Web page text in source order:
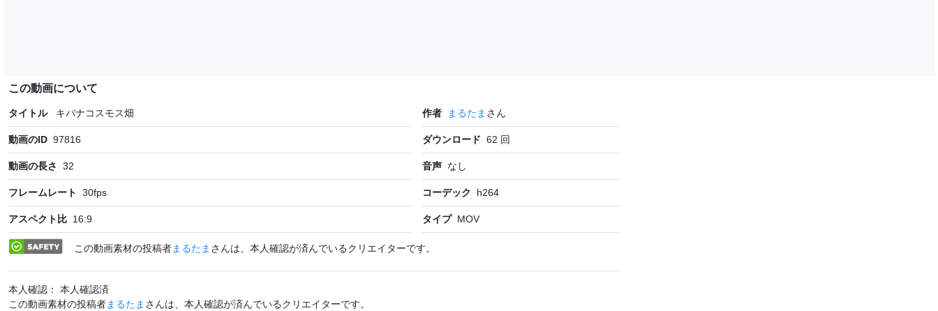
この動画について
タイトル キバナコスモス畑
動画のID 97816
動画の長さ 32
フレームレート 30fps
アスペクト比 16:9
作者 まるたま さん
ダウンロード 62 回
音声 なし
コーデック h264
タイプ MOV
この動画素材の投稿者まるたま さんは、本人確認が済んでいるクリエイターです。
本人確認： 本人確認済
この動画素材の投稿者まるたま さんは、本人確認が済んでいるクリエイターです。